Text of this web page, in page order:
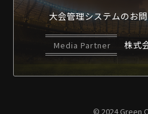
大会管理システムのお
Media Partner 株式
© 2024 Green